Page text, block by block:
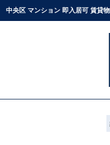
中央区 マンション 即入居可 賃貸